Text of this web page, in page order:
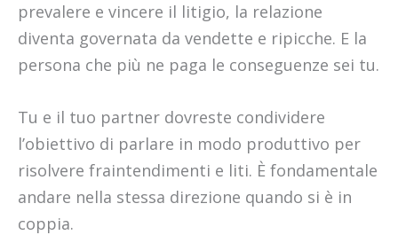
prevalere e vincere il litigio, la relazione
diventa governata da vendette e ripicche. E la
persona che più ne paga le conseguenze sei tu.
Tu e il tuo partner dovreste condividere
l’obiettivo di parlare in modo produttivo per
risolvere fraintendimenti e liti. È fondamentale
andare nella stessa direzione quando si è in
coppia.